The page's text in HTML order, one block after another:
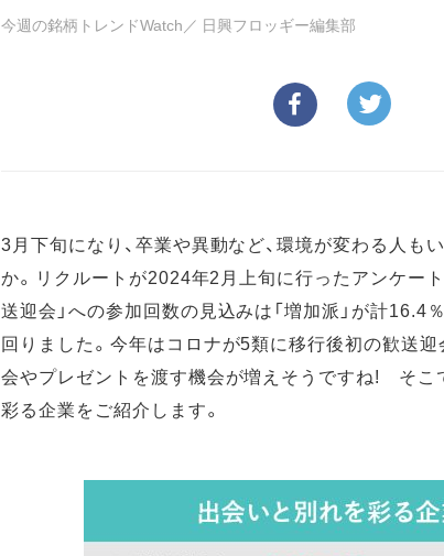
今週の銘柄トレンドWatch／ 日興フロッギー編集部
3月下旬になり、卒業や異動など、環境が変わる人も
か。リクルートが2024年2月上旬に行ったアンケー
送迎会」への参加回数の見込みは「増加派」が計16.4
回りました。今年はコロナが5類に移行後初の歓送迎
会やプレゼントを渡す機会が増えそうですね! そこ
彩る企業をご紹介します。